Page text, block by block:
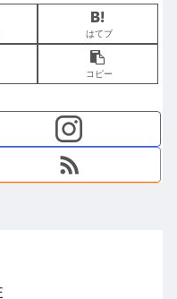
はてブ
コピー